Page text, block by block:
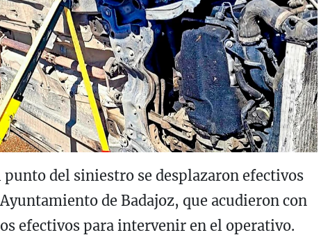
del siniestro se desplazaron efectivos
de Badajoz, que acudieron con
efectivos para intervenir en el operativo.